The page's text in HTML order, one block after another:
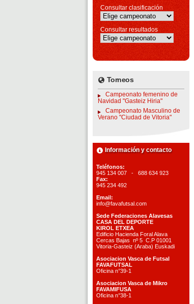
Consultar clasificación
Consultar resultados
Torneos
Campeonato femenino de
Navidad "Gasteiz Hiria"
Campeonato Masculino de
Verano "Ciudad de Vitoria"
Información y contacto
Teléfonos:
945 134 007 - 688 634 923
Fax:
945 234 492
Email:
info@favafutsal.com
Sede Federaciones Alavesas
CASA DEL DEPORTE
KIROL ETXEA
Edificio Hacienda Foral Alava
Cercas Bajas nº 5 C.P 01001
Vitoria-Gasteiz (Araba) Euskadi
Asociacion Vasca de Futsal
FAVAFUTSAL
Oficina n°39-1
Asociacion Vasca de Mikro
FAVAMIFUSA
Oficina n°38-1